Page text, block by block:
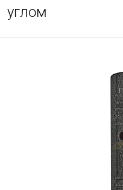
углом